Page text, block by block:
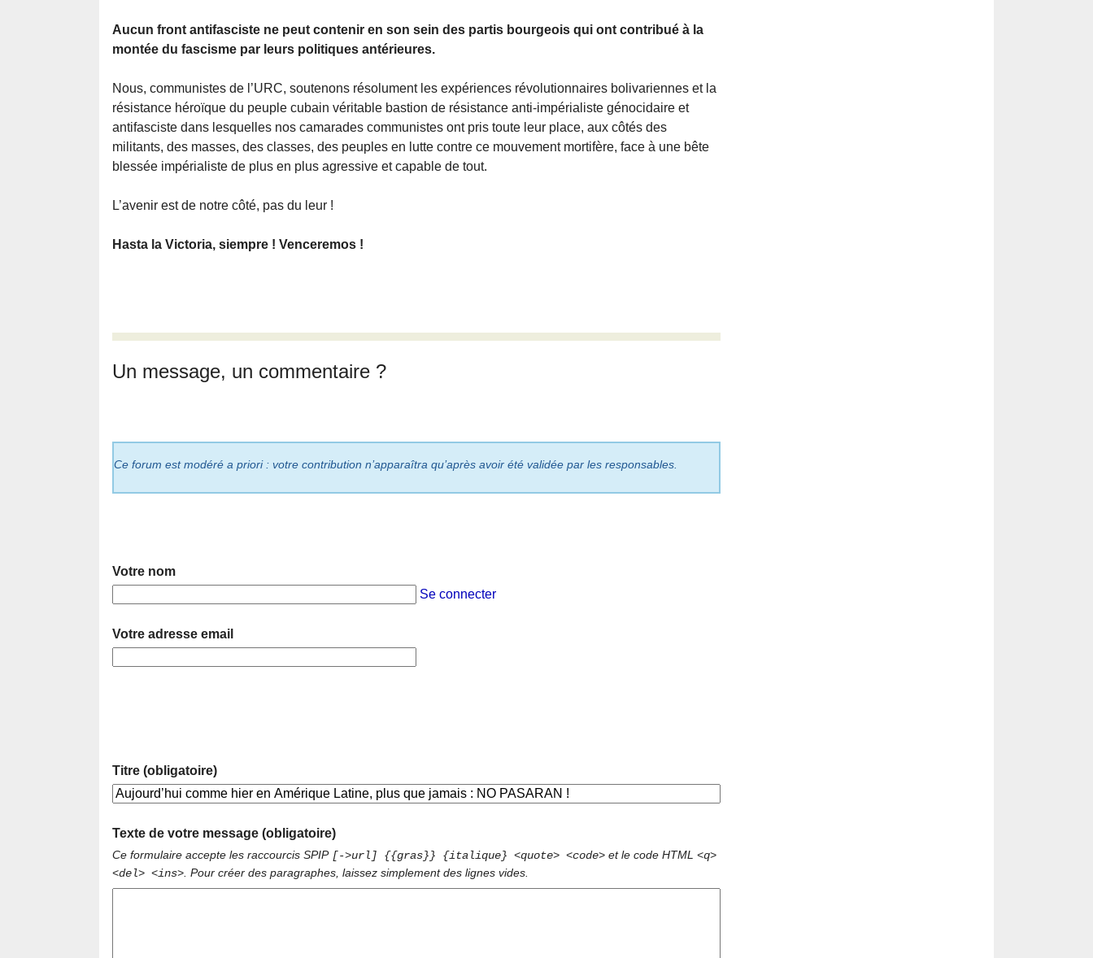
Aucun front antifasciste ne peut contenir en son sein des partis bourgeois qui ont contribué à la
montée du fascisme par leurs politiques antérieures.
Nous, communistes de l’URC, soutenons résolument les expériences révolutionnaires bolivariennes et la
résistance héroïque du peuple cubain véritable bastion de résistance anti-impérialiste génocidaire et
antifasciste dans lesquelles nos camarades communistes ont pris toute leur place, aux côtés des
militants, des masses, des classes, des peuples en lutte contre ce mouvement mortifère, face à une bête
blessée impérialiste de plus en plus agressive et capable de tout.
L’avenir est de notre côté, pas du leur !
Hasta la Victoria, siempre ! Venceremos !
Un message, un commentaire ?
Ce forum est modéré a priori : votre contribution n’apparaîtra qu’après avoir été validée par les responsables.
Votre nom
Se connecter
Votre adresse email
Titre (obligatoire)
Texte de votre message (obligatoire)
Ce formulaire accepte les raccourcis SPIP [->url] {{gras}} {italique} <quote> <code> et le code HTML <q>
<del> <ins> . Pour créer des paragraphes, laissez simplement des lignes vides.